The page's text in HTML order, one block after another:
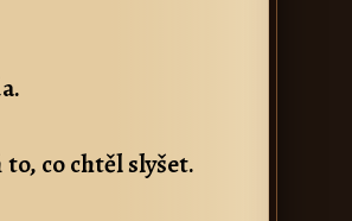
co chtěl slyšet.